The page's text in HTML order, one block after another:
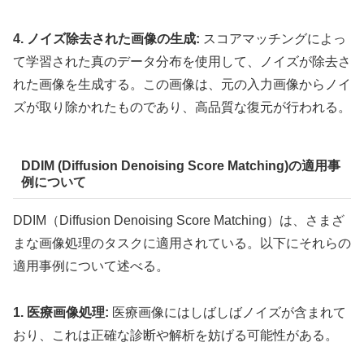
4. ノイズ除去された画像の生成: スコアマッチングによっ
て学習された真のデータ分布を使用して、ノイズが除去さ
れた画像を生成する。この画像は、元の入力画像からノイ
ズが取り除かれたものであり、高品質な復元が行われる。
DDIM (Diffusion Denoising Score Matching)の適用事
例について
DDIM（Diffusion Denoising Score Matching）は、さまざ
まな画像処理のタスクに適用されている。以下にそれらの
適用事例について述べる。
1. 医療画像処理: 医療画像にはしばしばノイズが含まれて
おり、これは正確な診断や解析を妨げる可能性がある。